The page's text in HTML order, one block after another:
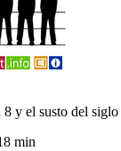
y el susto del siglo
min